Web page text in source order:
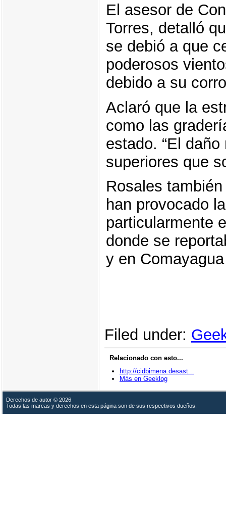
El asesor de
Torres, detalló
se debió a que
poderosos
debido a su
Aclaró que la
como las
estado. “El
superiores que
Rosales
han provocado
particularmente
donde se
y en
Filed under:
Relacionado con esto...
http://cidbimena.desast...
Más en Geeklog
Derechos de autor © 2026
Todas las marcas y derechos en esta página son de sus respectivos dueños.